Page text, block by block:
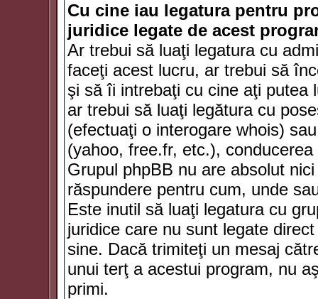
Cu cine iau legatura pentru
juridice legate de acest
Ar trebui să luaţi legatura cu
faceţi acest lucru, ar trebui să
şi să îi intrebaţi cu cine aţi putea
ar trebui să luaţi legătura cu
(efectuaţi o interogare whois)
(yahoo, free.fr, etc.),
Grupul phpBB nu are absolut
răspundere pentru cum, unde
Este inutil să luaţi legatura cu
juridice care nu sunt legate
sine. Dacă trimiteţi un mesaj
unui terţ a acestui program, nu
primi.